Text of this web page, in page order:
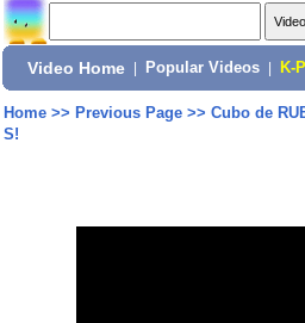
Video Home Popular Videos K-
Home>> Previous Page>> Cubo de
S!